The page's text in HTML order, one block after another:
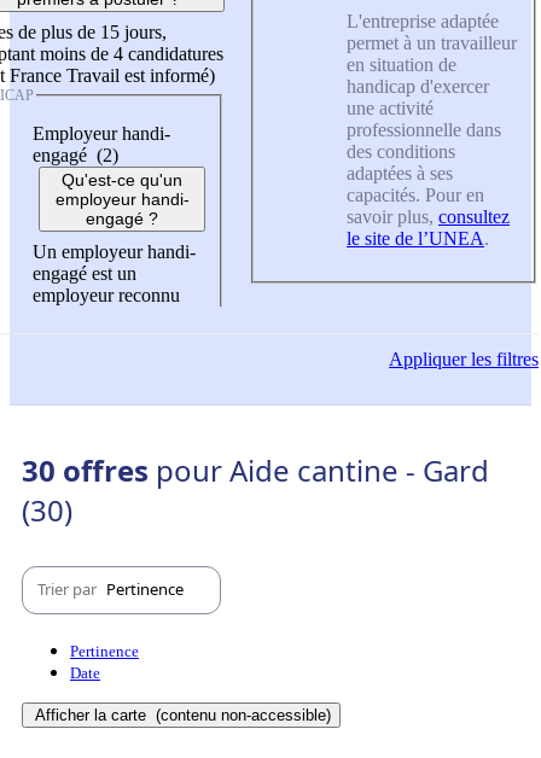
de plus de 15 jours,
moins de 4 candidatures
France Travail est informé)
Employeur handi-
engagé (2)
Qu'est-ce qu'un
employeur handi-
engagé ?
Un employeur handi-
engagé est un
employeur reconnu
L'entreprise adaptée
permet à un travailleur
en situation de
handicap d'exercer
une activité
professionnelle dans
des conditions
adaptées à ses
capacités. Pour en
savoir plus, consultez
le site de l’UNEA.
Appliquerles filtres
30 offres pour Aide cantine - Gard
(30)
Trier par Pertinence
Pertinence
Date
Afficher la carte (contenu non-accessible)